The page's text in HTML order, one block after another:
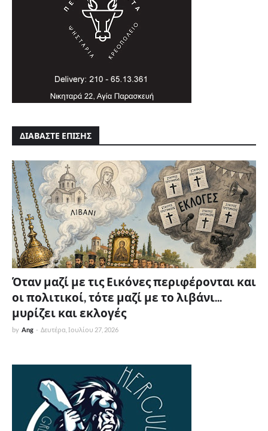
ΔΙΑΒΑΣΤΕ ΕΠΙΣΗΣ
Όταν μαζί με τις Εικόνες περιφέρονται και
οι πολιτικοί, τότε μαζί με το λιβάνι...
μυρίζει και εκλογές
by Ang - Δευτέρα, Ιουλίου 27, 2026